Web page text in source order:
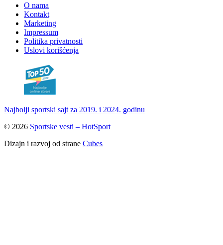
O nama
Kontakt
Marketing
Impressum
Politika privatnosti
Uslovi korišćenja
Najbolji sportski sajt za 2019. i 2024. godinu
© 2026 Sportske vesti – HotSport
Dizajn i razvoj od strane Cubes